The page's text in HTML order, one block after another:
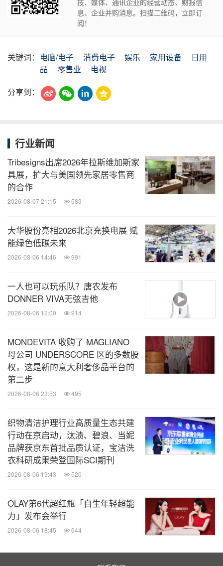
技、媒体、通讯企业的经营动态、财报信
息、企业并购消息。扫描二维码，立即订
阅！
关键词： 电脑/电子 消费电子 娱乐 家用设备
日用
品
零售业
电视
分享到：
行业新闻
Tribesigns出席2026年拉斯维加斯家
具展，扩大与美国领先家居零售商
的合作
2026-08-07 21:15 583
大华股份亮相2026北京充换电展 赋
能绿色低碳未来
2026-08-06 14:46 991
一人也可以玩乐队？唐农发布
DONNER VIVA无弦吉他
2026-08-06 12:00 914
MONDEVITA 收购了 MAGLIANO
母公司 UNDERSCORE 区的多数股
权，这是新的意大利奢侈品平台的
第二步
2026-08-06 23:53 495
织物清洁护理行业高质量生态共建
行动在京启动，汰渍、碧浪、当妮
品牌获京东首批品质认证，宝洁洗
衣科研成果荣登国际SCI期刊
2026-08-06 19:43 520
OLAY第6代超红瓶「自生年轻超能
力」发布会举行
2026-08-06 18:45 644